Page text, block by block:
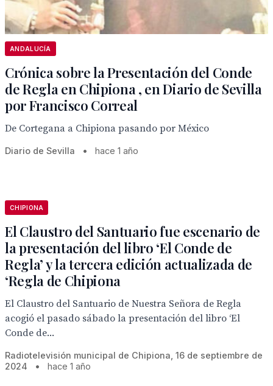
ANDALUCÍA
Crónica sobre la Presentación del Conde
de Regla en Chipiona , en Diario de Sevilla
por Francisco Correal
De Cortegana a Chipiona pasando por México
Diario de Sevilla • hace 1 año
CHIPIONA
El Claustro del Santuario fue escenario de
la presentación del libro ‘El Conde de
Regla’ y la tercera edición actualizada de
‘Regla de Chipiona
El Claustro del Santuario de Nuestra Señora de Regla
acogió el pasado sábado la presentación del libro ‘El
Conde de...
Radiotelevisión municipal de Chipiona, 16 de septiembre de
2024
• hace 1 año